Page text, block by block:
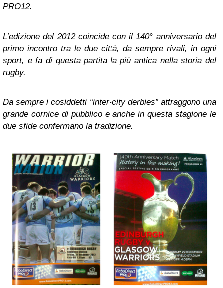
PRO12.
L’edizione del 2012 coincide con il 140° anniversario del
primo incontro tra le due città, da sempre rivali, in ogni
sport, e fa di questa partita la più antica nella storia del
rugby.
Da sempre i cosiddetti “inter-city derbies” attraggono una
grande cornice di pubblico e anche in questa stagione le
due sfide confermano la tradizione.